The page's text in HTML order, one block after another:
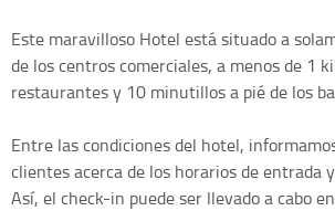
Este maravilloso Hotel está situado a
de los centros comerciales, a menos de 1
restaurantes y 10 minutillos a pié de los
Entre las condiciones del hotel,
clientes acerca de los horarios de entrada
Así, el check-in puede ser llevado a cabo